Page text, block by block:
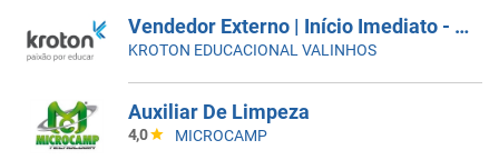
Vendedor Externo | Início Imediato - SUMARÉ
KROTON EDUCACIONAL VALINHOS
Auxiliar De Limpeza
4,0 MICROCAMP